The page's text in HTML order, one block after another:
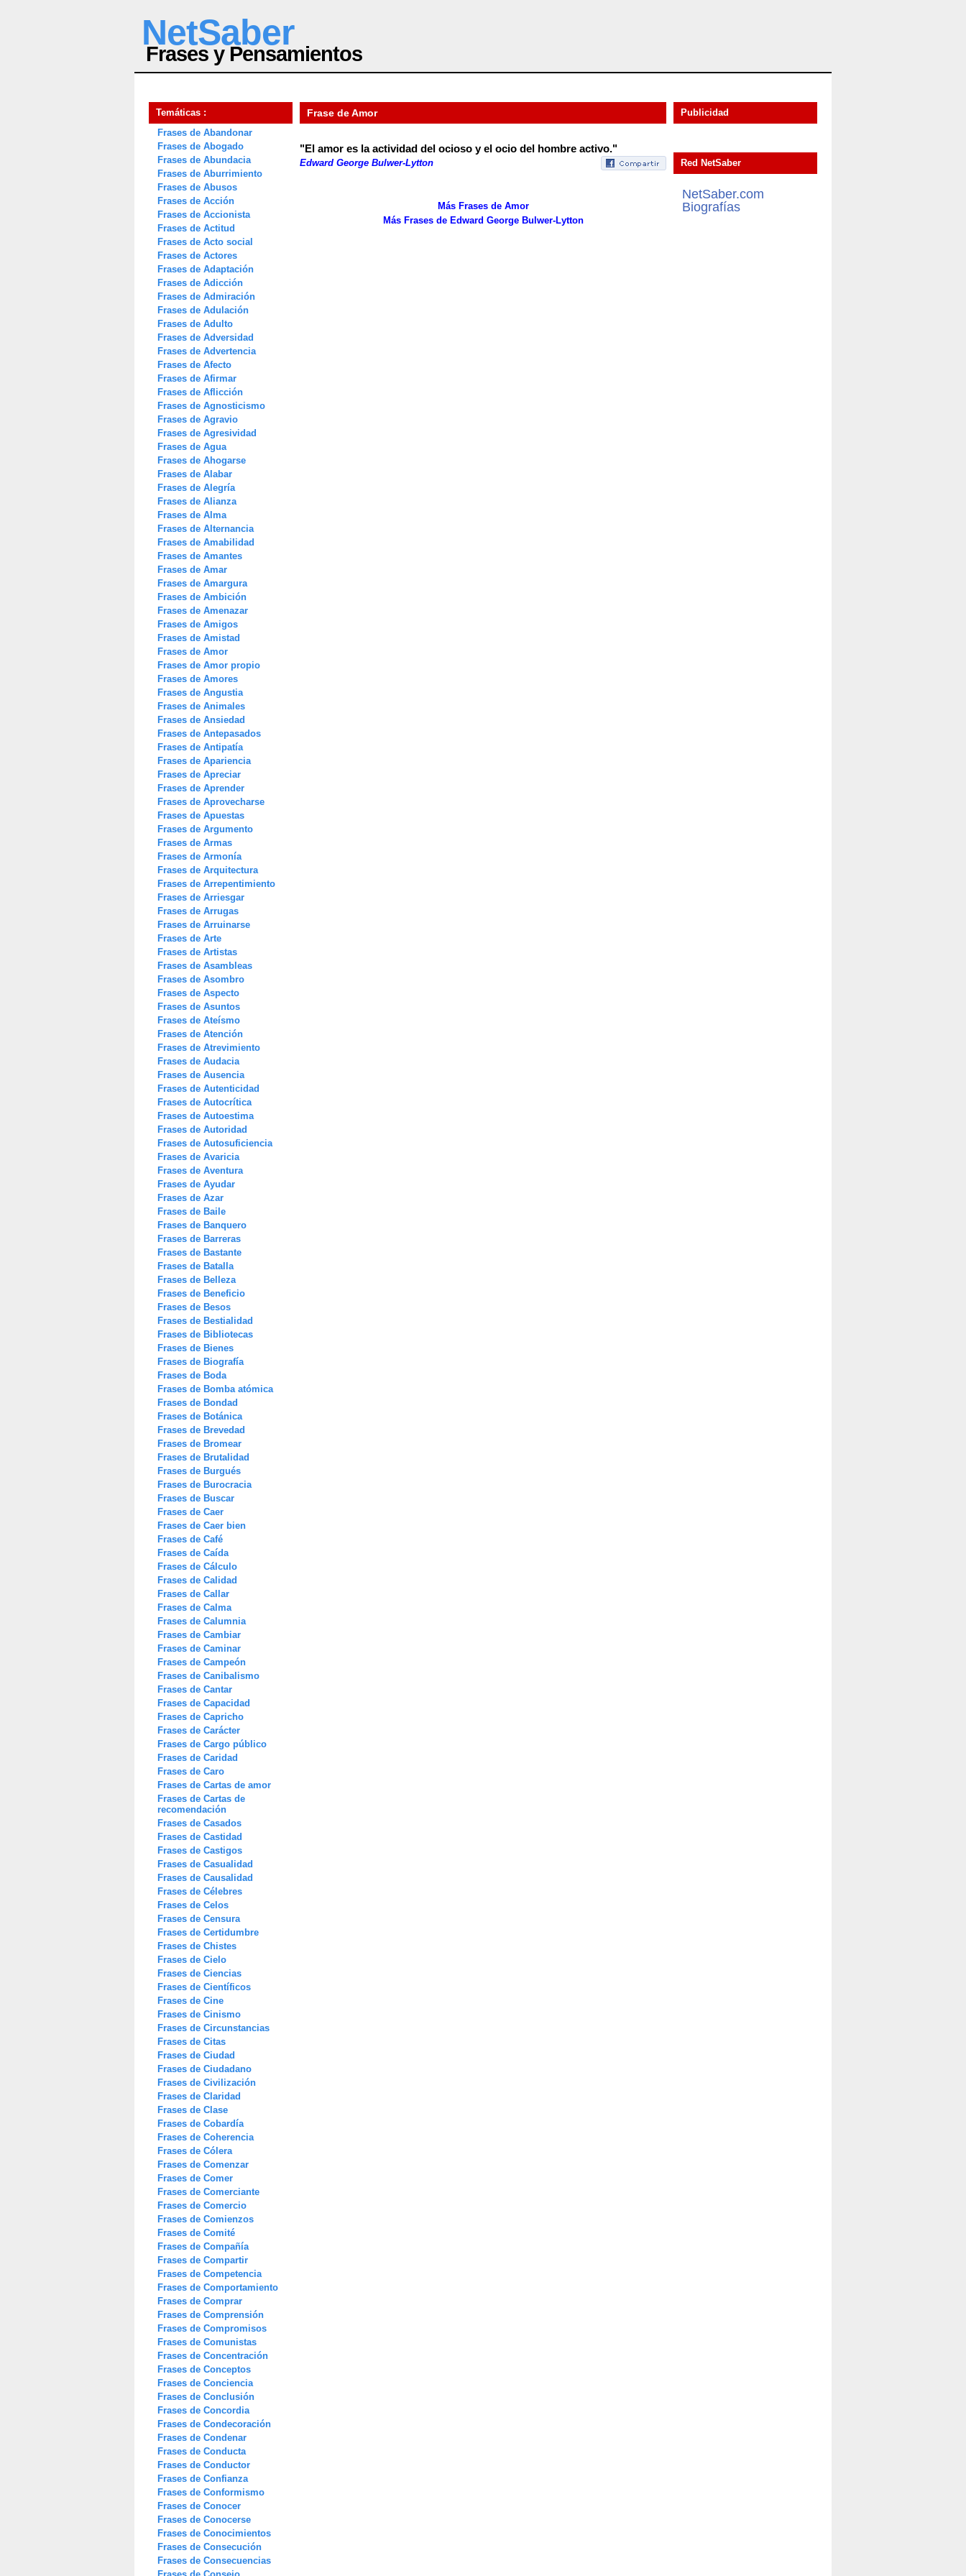
NetSaber
Frases y Pensamientos
Temáticas :
Frases de Abandonar
Frases de Abogado
Frases de Abundacia
Frases de Aburrimiento
Frases de Abusos
Frases de Acción
Frases de Accionista
Frases de Actitud
Frases de Acto social
Frases de Actores
Frases de Adaptación
Frases de Adicción
Frases de Admiración
Frases de Adulación
Frases de Adulto
Frases de Adversidad
Frases de Advertencia
Frases de Afecto
Frases de Afirmar
Frases de Aflicción
Frases de Agnosticismo
Frases de Agravio
Frases de Agresividad
Frases de Agua
Frases de Ahogarse
Frases de Alabar
Frases de Alegría
Frases de Alianza
Frases de Alma
Frases de Alternancia
Frases de Amabilidad
Frases de Amantes
Frases de Amar
Frases de Amargura
Frases de Ambición
Frases de Amenazar
Frases de Amigos
Frases de Amistad
Frases de Amor
Frases de Amor propio
Frases de Amores
Frases de Angustia
Frases de Animales
Frases de Ansiedad
Frases de Antepasados
Frases de Antipatía
Frases de Apariencia
Frases de Apreciar
Frases de Aprender
Frases de Aprovecharse
Frases de Apuestas
Frases de Argumento
Frases de Armas
Frases de Armonía
Frases de Arquitectura
Frases de Arrepentimiento
Frases de Arriesgar
Frases de Arrugas
Frases de Arruinarse
Frases de Arte
Frases de Artistas
Frases de Asambleas
Frases de Asombro
Frases de Aspecto
Frases de Asuntos
Frases de Ateísmo
Frases de Atención
Frases de Atrevimiento
Frases de Audacia
Frases de Ausencia
Frases de Autenticidad
Frases de Autocrítica
Frases de Autoestima
Frases de Autoridad
Frases de Autosuficiencia
Frases de Avaricia
Frases de Aventura
Frases de Ayudar
Frases de Azar
Frases de Baile
Frases de Banquero
Frases de Barreras
Frases de Bastante
Frases de Batalla
Frases de Belleza
Frases de Beneficio
Frases de Besos
Frases de Bestialidad
Frases de Bibliotecas
Frases de Bienes
Frases de Biografía
Frases de Boda
Frases de Bomba atómica
Frases de Bondad
Frases de Botánica
Frases de Brevedad
Frases de Bromear
Frases de Brutalidad
Frases de Burgués
Frases de Burocracia
Frases de Buscar
Frases de Caer
Frases de Caer bien
Frases de Café
Frases de Caída
Frases de Cálculo
Frases de Calidad
Frases de Callar
Frases de Calma
Frases de Calumnia
Frases de Cambiar
Frases de Caminar
Frases de Campeón
Frases de Canibalismo
Frases de Cantar
Frases de Capacidad
Frases de Capricho
Frases de Carácter
Frases de Cargo público
Frases de Caridad
Frases de Caro
Frases de Cartas de amor
Frases de Cartas de
recomendación
Frases de Casados
Frases de Castidad
Frases de Castigos
Frases de Casualidad
Frases de Causalidad
Frases de Célebres
Frases de Celos
Frases de Censura
Frases de Certidumbre
Frases de Chistes
Frases de Cielo
Frases de Ciencias
Frases de Científicos
Frases de Cine
Frases de Cinismo
Frases de Circunstancias
Frases de Citas
Frases de Ciudad
Frases de Ciudadano
Frases de Civilización
Frases de Claridad
Frases de Clase
Frases de Cobardía
Frases de Coherencia
Frases de Cólera
Frases de Comenzar
Frases de Comer
Frases de Comerciante
Frases de Comercio
Frases de Comienzos
Frases de Comité
Frases de Compañía
Frases de Compartir
Frases de Competencia
Frases de Comportamiento
Frases de Comprar
Frases de Comprensión
Frases de Compromisos
Frases de Comunistas
Frases de Concentración
Frases de Conceptos
Frases de Conciencia
Frases de Conclusión
Frases de Concordia
Frases de Condecoración
Frases de Condenar
Frases de Conducta
Frases de Conductor
Frases de Confianza
Frases de Conformismo
Frases de Conocer
Frases de Conocerse
Frases de Conocimientos
Frases de Consecución
Frases de Consecuencias
Frase de Amor
"El amor es la actividad del ocioso y el ocio del hombre activo."
Edward George Bulwer-Lytton
Más Frases de Amor
Más Frases de Edward George Bulwer-Lytton
Publicidad
Red NetSaber
NetSaber.com
Biografías